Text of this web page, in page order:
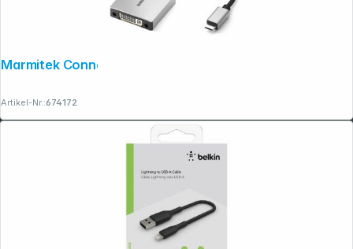
Artikel-Nr.:674172